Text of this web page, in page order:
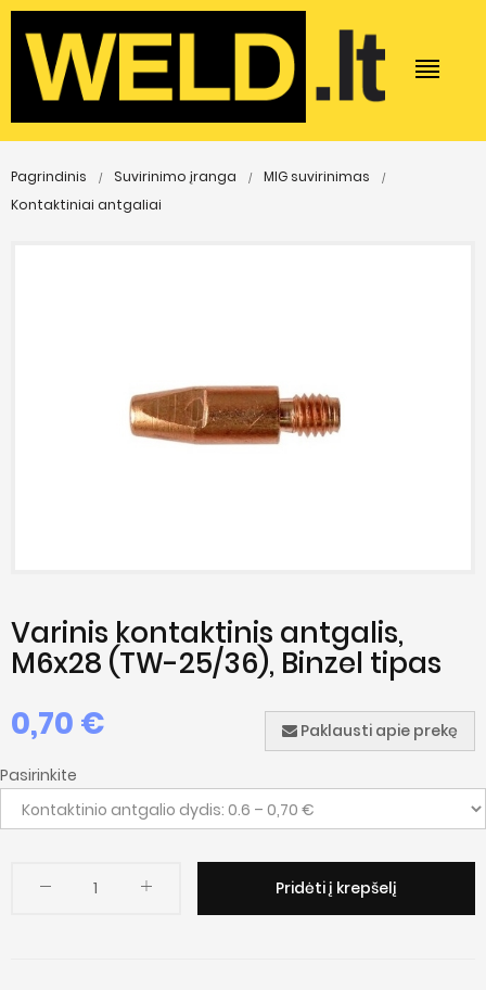
Pagrindinis Suvirinimo įranga
MIG suvirinimas
Kontaktiniai antgaliai
Varinis kontaktinis antgalis,
M6x28 (TW-25/36), Binzel tipas
0,70 € Paklausti apie prekę
Pasirinkite
Pridėti į krepšelį